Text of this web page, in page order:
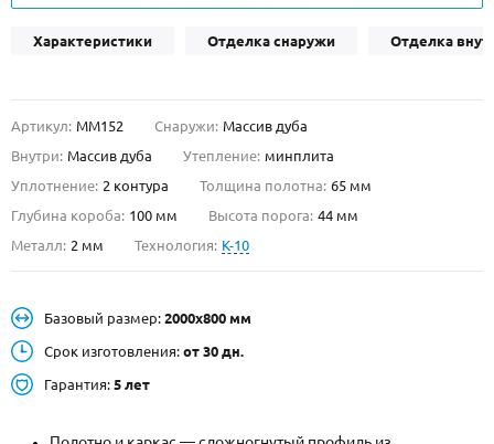
ГАЛЕРЕЯ
ОПЛАТА
УСТАНОВКА
О НАС
КОНТАКТЫ
Москве и МО
НАЙТИ:
+7 (495) 411-44-41
Характеристики Отделка снаружи Отделка
Артикул: ММ152 Снаружи: Массив дуба
Внутри: Массив дуба Утепление: минплита
Уплотнение: 2 контура Толщина полотна: 65 мм
Глубина короба: 100 мм Высота порога: 44 мм
Металл: 2 мм Технология: K-10
Базовый размер: 2000х800 мм
Срок изготовления: от 30 дн.
Гарантия: 5 лет